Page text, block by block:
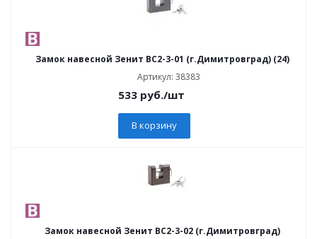
Замок навесной Зенит ВС2-3-01 (г.Димитровград) (24)
Артикул: 38383
533 руб./шт
В корзину
Замок навесной Зенит ВС2-3-02 (г.Димитровград)